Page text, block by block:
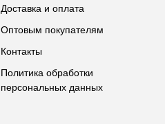
Доставка и оплата
Оптовым покупателям
Контакты
Политика обработки
персональных данных